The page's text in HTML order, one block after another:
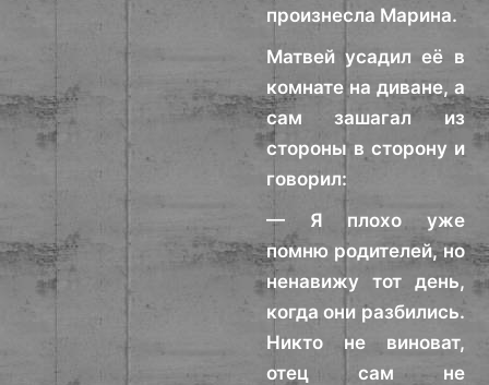
произнесла Марина.
Матвей усадил её в
комнате на диване, а
сам зашагал из
стороны в сторону и
говорил:
— Я плохо уже
помню родителей, но
ненавижу тот день,
когда они разбились.
Никто не виноват,
отец сам не